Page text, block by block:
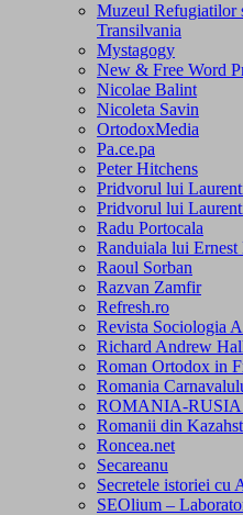
Muzeul Refugiatilor
Transilvania
Mystagogy
New & Free Word
Nicolae Balint
Nicoleta Savin
OrtodoxMedia
Pa.ce.pa
Peter Hitchens
Pridvorul lui
Pridvorul lui
Radu Portocala
Randuiala lui Ernest
Raoul Sorban
Razvan Zamfir
Refresh.ro
Revista Sociologia
Richard Andrew
Roman Ortodox in
Romania
ROMANIA-
Romanii din
Roncea.net
Secareanu
Secretele istoriei cu
SEOlium –